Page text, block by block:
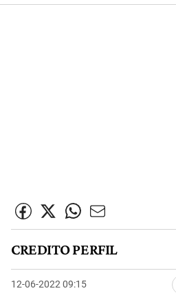
CREDITO PERFIL
12-06-2022 09:15